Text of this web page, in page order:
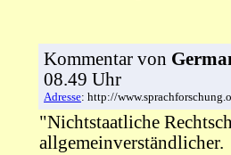
Kommentar von
08.49 Uhr
Adresse: http://
"Nichtstaatliche
allgemeinverständlicher.